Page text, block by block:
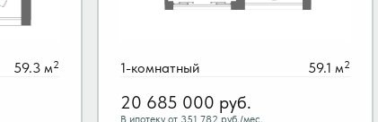
59.3 м2 1-комнатный 59.1 м2
20 685 000 руб.
В ипотеку от 351 782 руб./мес.